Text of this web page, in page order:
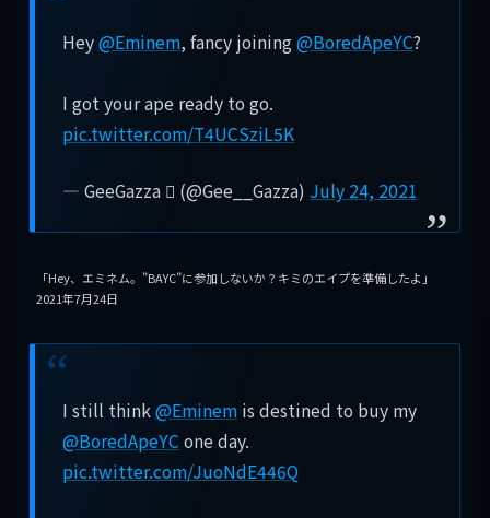
Hey@Eminem, fancy joining@BoredApeYC?
I got your ape ready to go.
pic.twitter.com/T4UCSziL5K
— GeeGazza  (@Gee__Gazza) July 24, 2021
「Hey、エミネム。”BAYC”に参加しないか？キミのエイプを準備したよ」
2021年7月24日
I still think@Eminem is destined to buy my
@BoredApeYC one day.
pic.twitter.com/JuoNdE446Q